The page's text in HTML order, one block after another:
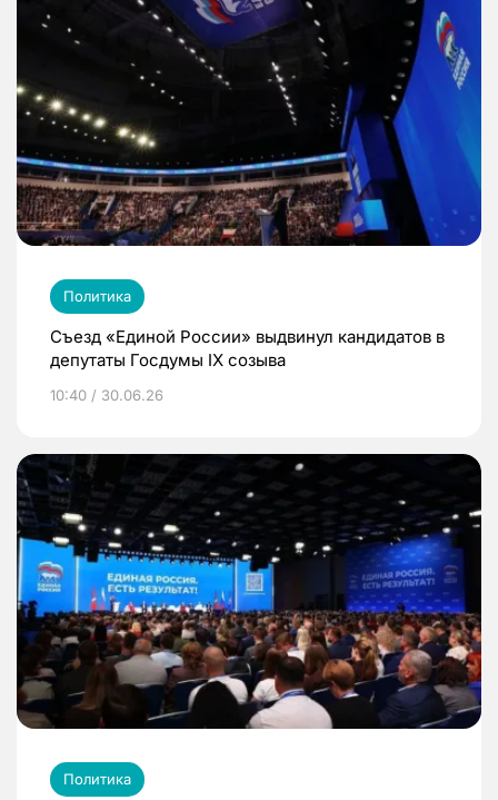
Политика
Съезд «Единой России» выдвинул кандидатов в
депутаты Госдумы IX созыва
10:40 / 30.06.26
Политика